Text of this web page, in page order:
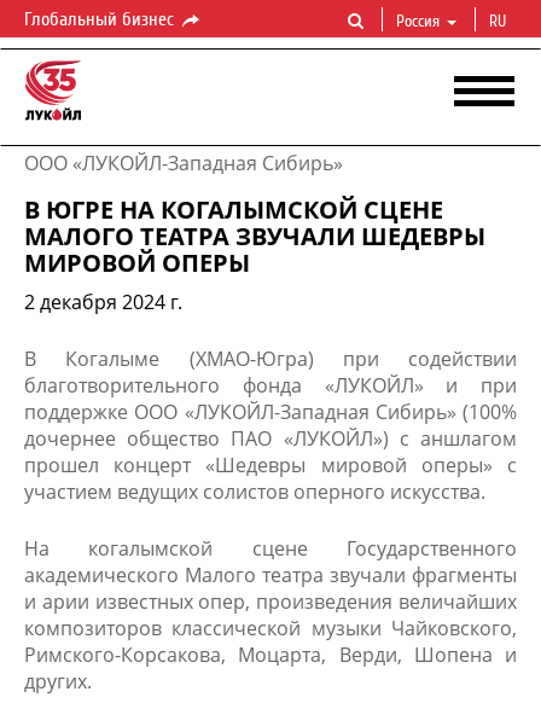
Глобальный бизнес Россия RU
ООО «ЛУКОЙЛ-Западная Сибирь»
В ЮГРЕ НА КОГАЛЫМСКОЙ СЦЕНЕ
МАЛОГО ТЕАТРА ЗВУЧАЛИ ШЕДЕВРЫ
МИРОВОЙ ОПЕРЫ
2 декабря 2024 г.
В Когалыме (ХМАО-Югра) при содействии
благотворительного фонда «ЛУКОЙЛ» и при
поддержке ООО «ЛУКОЙЛ-Западная Сибирь» (100%
дочернее общество ПАО «ЛУКОЙЛ») с аншлагом
прошел концерт «Шедевры мировой оперы» с
участием ведущих солистов оперного искусства.
На когалымской сцене Государственного
академического Малого театра звучали фрагменты
и арии известных опер, произведения величайших
композиторов классической музыки Чайковского,
Римского-Корсакова, Моцарта, Верди, Шопена и
других.